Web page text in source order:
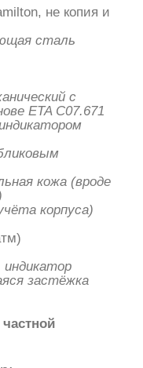
не копия и
сталь
с
ETA C07.671
кожа (вроде
корпуса)
застёжка